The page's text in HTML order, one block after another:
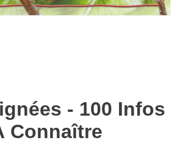
- 100 Infos
Connaître